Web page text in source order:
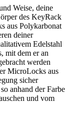
Weise, deine
des KeyRack
aus Polykarbonat
deiner
Edelstahl
mit dem er an
werden
MicroLocks aus
sicher
anhand der Farbe
und vom